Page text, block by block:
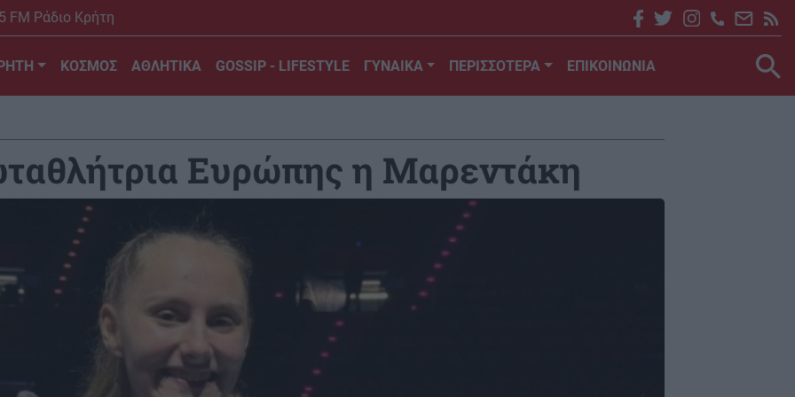
FM Ράδιο Κρήτη
ΚΟΣΜΟΣ ΑΘΛΗΤΙΚΑ GOSSIP - LIFESTYLE ΓΥΝΑΙΚΑ ΠΕΡΙΣΣΟΤΕΡΑ ΕΠΙΚΟΙΝΩΝΙΑ
Ευρώπης η Μαρεντάκη